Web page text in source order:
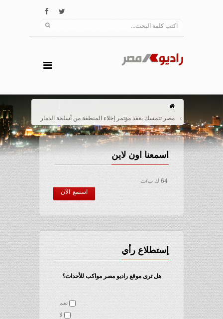
مصر تتمسك بعقد مؤتمر إخلاء المنطقة من أسلحة الدمار
اسمعنا اون لاين
64 ك ب/ث
استمع الآن
إستطلاع رأي
هل ترى موقع راديو مصر مواكب للأحداث؟
نعم
لا